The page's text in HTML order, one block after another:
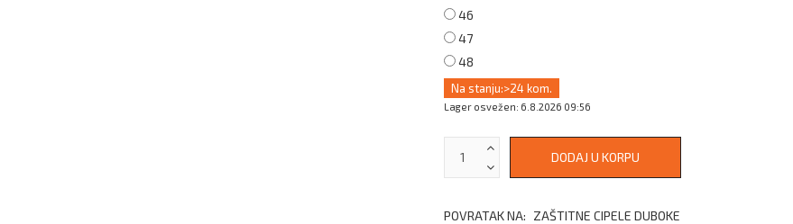
46
47
48
Na stanju:>24 kom.
Lager osvežen: 6.8.2026 09:56
POVRATAK NA: ZAŠTITNE CIPELE DUBOKE